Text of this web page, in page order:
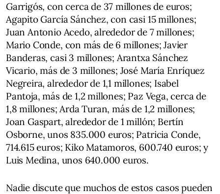
Garrigós, con cerca de 37 millones de euros;
Agapito García Sánchez, con casi 15 millones;
Juan Antonio Acedo, alrededor de 7 millones;
Mario Conde, con más de 6 millones; Javier
Banderas, casi 3 millones; Arantxa Sánchez
Vicario, más de 3 millones; José María Enríquez
Negreira, alrededor de 1,1 millones; Isabel
Pantoja, más de 1,2 millones; Paz Vega, cerca de
1,8 millones; Arda Turan, más de 1,2 millones;
Joan Gaspart, alrededor de 1 millón; Bertín
Osborne, unos 835.000 euros; Patricia Conde,
714.615 euros; Kiko Matamoros, 600.740 euros; y
Luis Medina, unos 640.000 euros.
Nadie discute que muchos de estos casos pueden